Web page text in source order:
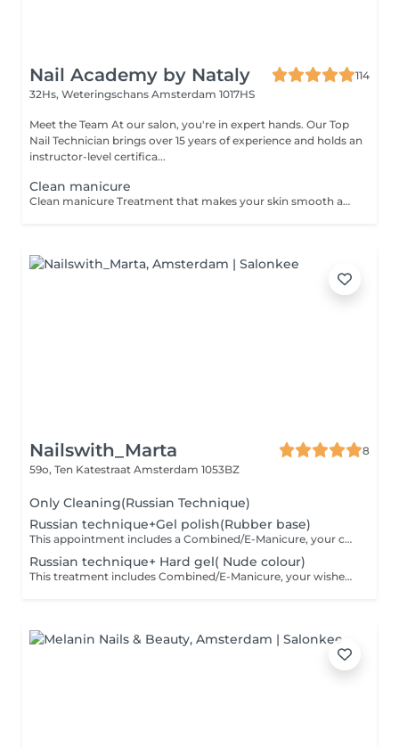
Nail Academy by Nataly
114
32Hs, Weteringschans Amsterdam 1017HS
Meet the Team At our salon, you're in expert hands. Our Top
Nail Technician brings over 15 years of experience and holds an
instructor-level certifica...
Clean manicure
Clean manicure Treatment that makes your skin smooth and clean look for nails. We carefully remove cuticle tissue with modern Ukrainian technology that was adjusted to all skin types by Nataly Luhanska. For this we use scissors cut what gives your even skin line while your are wearing our manure without skin peel. Nail Drill during the treatment polish skin folds and make it smooth. Does not include application gel. LATE ARRIVAL POLICY: If you arrive 20 minutes or more late, we will be unable to accommodate your appointment, as there will not be sufficient time to perform the service to our quality standards. In this case, the deposit is non-refundable.
Nailswith_Marta
8
59o, Ten Katestraat Amsterdam 1053BZ
Only Cleaning(Russian Technique)
Russian technique+Gel polish(Rubber base)
This appointment includes a Combined/E-Manicure, your chosen shape, natural nail reinforcement with rubber base, and any gel polish color you like.
Russian technique+ Hard gel( Nude colour)
This treatment includes Combined/E-Manicure, your wished shape, natural nail strengthening with Gel in Nude.